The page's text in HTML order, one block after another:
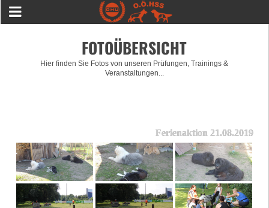
FOTOÜBERSICHT
Hier finden Sie Fotos von unseren Prüfungen, Trainings &
Veranstaltungen...
Ferienaktion 21.08.2019